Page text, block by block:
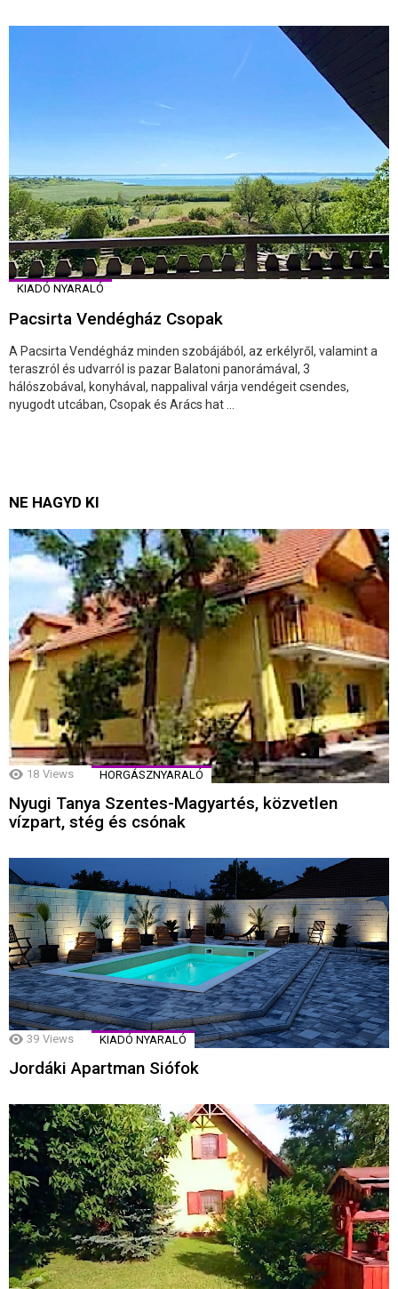
KIADÓ NYARALÓ
Pacsirta Vendégház Csopak
A Pacsirta Vendégház minden szobájából, az erkélyről, valamint a
teraszról és udvarról is pazar Balatoni panorámával, 3
hálószobával, konyhával, nappalival várja vendégeit csendes,
nyugodt utcában, Csopak és Arács hat ...
NE HAGYD KI
18 Views HORGÁSZNYARALÓ
Nyugi Tanya Szentes-Magyartés, közvetlen
vízpart, stég és csónak
39 Views KIADÓ NYARALÓ
Jordáki Apartman Siófok